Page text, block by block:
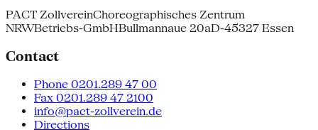
PACT ZollvereinChoreographisches Zentrum
NRWBetriebs-GmbHBullmannaue 20aD-45327 Essen
Contact
Phone 0201.289 47 00
Fax 0201.289 47 2100
info@pact-zollverein.de
Directions